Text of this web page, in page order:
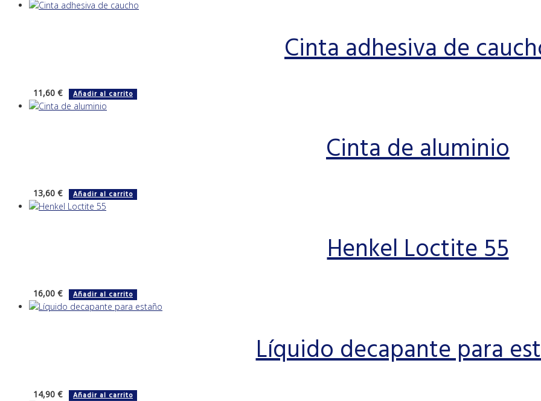
Cinta adhesiva de
11,60 € Añadir al carrito
Cinta de aluminio
13,60 € Añadir al carrito
Henkel Loctite 55
16,00 € Añadir al carrito
Líquido decapante para
14,90 € Añadir al carrito